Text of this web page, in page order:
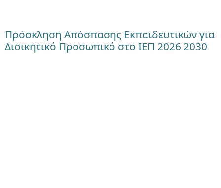
Πρόσκληση Απόσπασης Εκπαιδευτικών για
Διοικητικό Προσωπικό στο ΙΕΠ 2026 2030